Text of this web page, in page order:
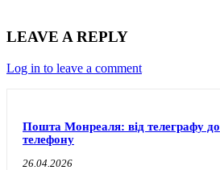
LEAVE A REPLY
Log in to leave a comment
Пошта Монреаля: від телеграфу до
телефону
26.04.2026